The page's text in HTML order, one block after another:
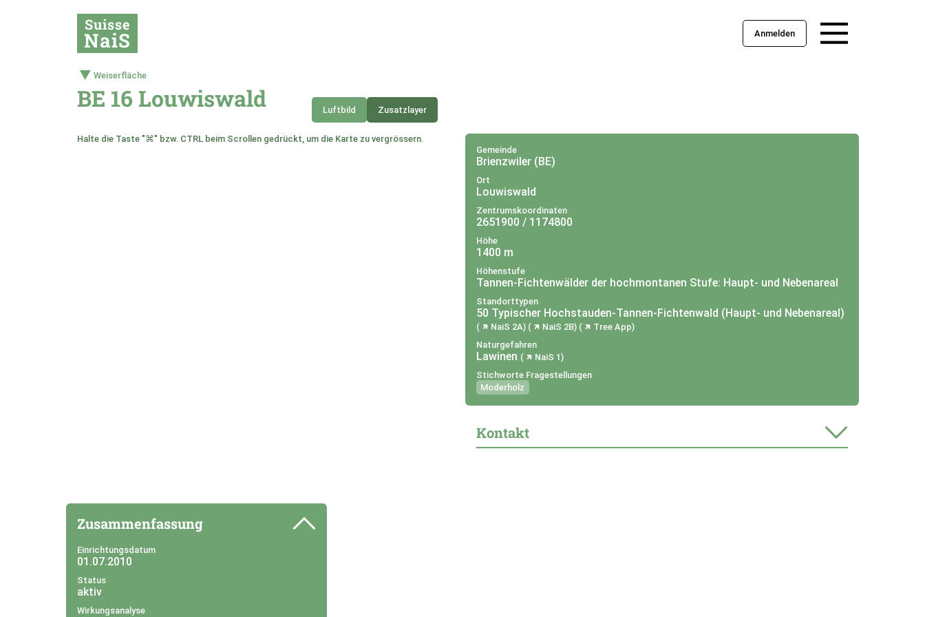
Suisse
NaiS Anmelden
Weiserfläche
BE 16 Louwiswald Luftbild Zusatzlayer
Halte die Taste "⌘" bzw. CTRL beim Scrollen gedrückt, um die Karte zu vergrössern.
Gemeinde
Brienzwiler (BE)
Ort
Louwiswald
Zentrumskoordinaten
2651900 / 1174800
Höhe
1400 m
Höhenstufe
Tannen-Fichtenwälder der hochmontanen Stufe: Haupt- und Nebenareal
Standorttypen
50 Typischer Hochstauden-Tannen-Fichtenwald (Haupt- und Nebenareal)
NaiS 2A NaiS 2B
Tree App
Naturgefahren
Lawinen
NaiS 1
Stichworte Fragestellungen
Moderholz
Kontakt
Zusammenfassung
Einrichtungsdatum
01.07.2010
Status
aktiv
Wirkungsanalyse